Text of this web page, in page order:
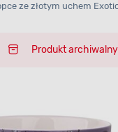
ze złotym uchem
Produkt archiwalny